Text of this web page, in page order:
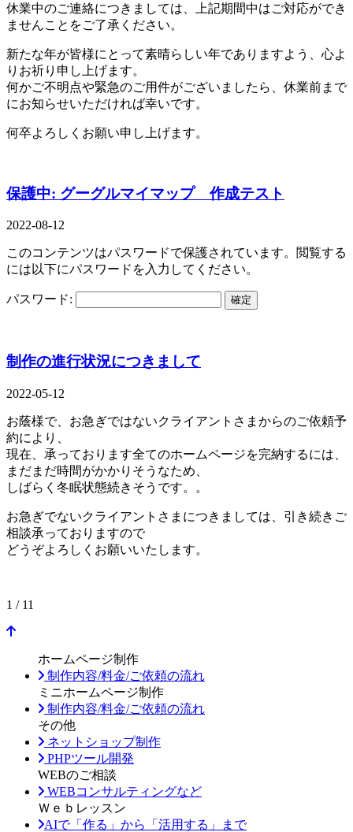
休業中のご連絡につきましては、上記期間中はご対応ができ
ませんことをご了承ください。
新たな年が皆様にとって素晴らしい年でありますよう、心よ
りお祈り申し上げます。
何かご不明点や緊急のご用件がございましたら、休業前まで
にお知らせいただければ幸いです。
何卒よろしくお願い申し上げます。
保護中: グーグルマイマップ 作成テスト
2022-08-12
このコンテンツはパスワードで保護されています。閲覧する
には以下にパスワードを入力してください。
パスワード:
制作の進行状況につきまして
2022-05-12
お蔭様で、お急ぎではないクライアントさまからのご依頼予
約により、
現在、承っております全てのホームページを完納するには、
まだまだ時間がかかりそうなため、
しばらく冬眠状態続きそうです。。
お急ぎでないクライアントさまにつきましては、引き続きご
相談承っておりますので
どうぞよろしくお願いいたします。
1 / 11
ホームページ制作
制作内容/料金/ご依頼の流れ
ミニホームページ制作
制作内容/料金/ご依頼の流れ
その他
ネットショップ制作
PHPツール開発
WEBのご相談
WEBコンサルティングなど
Ｗｅｂレッスン
AIで「作る」から「活用する」まで